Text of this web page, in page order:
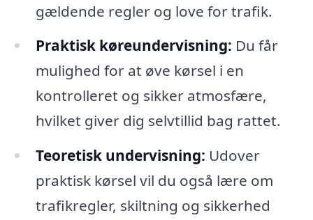
gældende regler og love for trafik.
Praktisk køreundervisning: Du får
mulighed for at øve kørsel i en
kontrolleret og sikker atmosfære,
hvilket giver dig selvtillid bag rattet.
Teoretisk undervisning: Udover
praktisk kørsel vil du også lære om
trafikregler, skiltning og sikkerhed